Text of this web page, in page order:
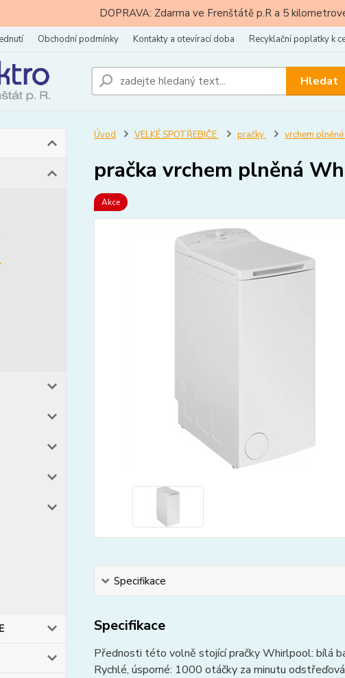
DOPRAVA: Zdarma ve Frenštátě p.R a 5
Obchodní podmínky Kontakty a otevírací doba Recyklační poplatky k
Hledat
Úvod VELKÉ SPOTŘEBIČE pračky vrchem
pračka vrchem plněná
Akce
Specifikace
Specifikace
Přednosti této volně stojící pračky Whirlpool: bílá
Rychlé, úsporné: 1000 otáčky za minutu